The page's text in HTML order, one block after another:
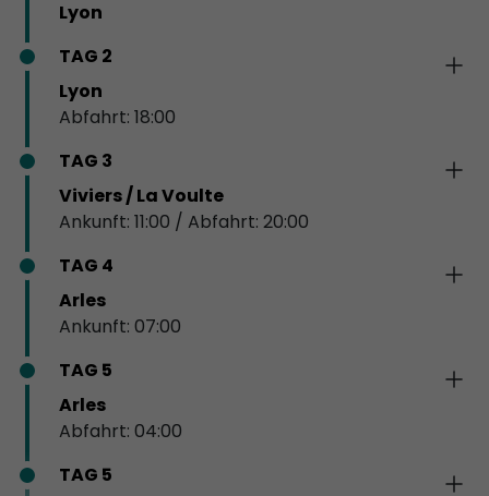
Lyon
TAG 2
Lyon
Abfahrt: 18:00
TAG 3
Viviers / La Voulte
Ankunft: 11:00 / Abfahrt: 20:00
TAG 4
Arles
Ankunft: 07:00
TAG 5
Arles
Abfahrt: 04:00
TAG 5